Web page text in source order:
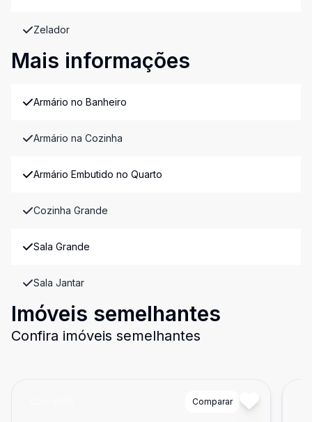
Zelador
Mais informações
Armário no Banheiro
Armário na Cozinha
Armário Embutido no Quarto
Cozinha Grande
Sala Grande
Sala Jantar
Imóveis semelhantes
Confira imóveis semelhantes
Comparar